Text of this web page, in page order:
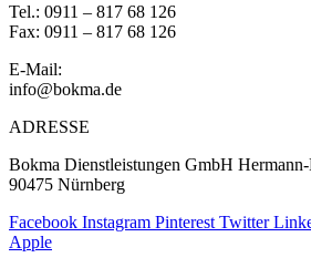
Tel.: 0911 – 817 68 126
Fax: 0911 – 817 68 126
E-Mail:
info@bokma.de
ADRESSE
Bokma Dienstleistungen GmbH
90475 Nürnberg
Facebook Instagram Pinterest Twitter
Apple